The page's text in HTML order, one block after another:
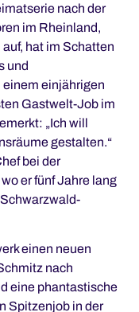
nach der
im Rheinland,
hat im Schatten
und
einem einjährigen
Gastwelt-Job im
„Ich will
gestalten.“
bei der
er fünf Jahre lang
einen neuen
nach
eine phantastische
Spitzenjob in der